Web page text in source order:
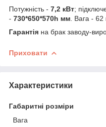
Потужність - 7,2 кВт;
- 730*650*570h мм . Вага - 62
Гарантія на брак заводу-
Приховати
Характеристики
Габаритні розміри
Вага